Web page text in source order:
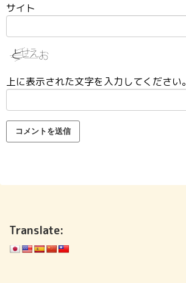
サイト
上に表示された文字を入力してください。
Translate: